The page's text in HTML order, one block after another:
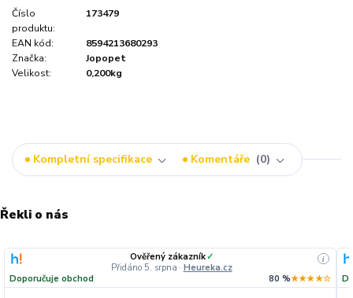
Číslo
produktu:
173479
EAN kód:
8594213680293
Značka:
Jopopet
Velikost:
0,200kg
Kompletní specifikace Komentáře 0
Řekli o nás
Ověřený zákazník✓
Přidáno 5. srpna · Heureka.cz
i
Doporučuje obchod 80 %★★★★☆